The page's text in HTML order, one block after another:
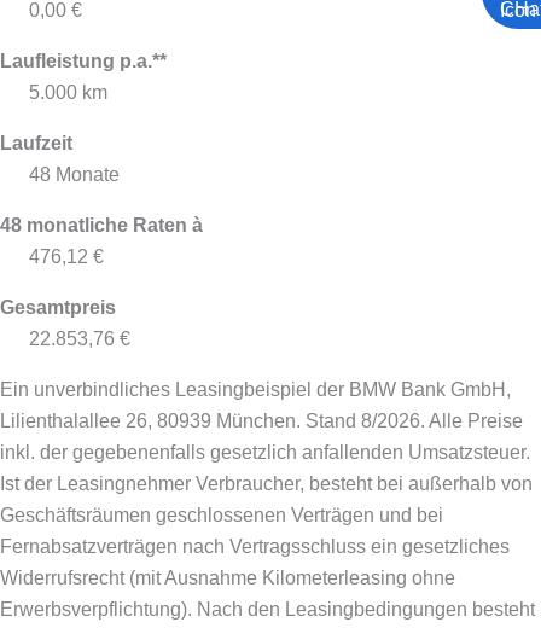
0,00 €
Laufleistung p.a.**
5.000 km
Laufzeit
48 Monate
48 monatliche Raten à
476,12 €
Gesamtpreis
22.853,76 €
Ein unverbindliches Leasingbeispiel der BMW Bank GmbH,
Lilienthalallee 26, 80939 München. Stand 8/2026. Alle Preise
inkl. der gegebenenfalls gesetzlich anfallenden Umsatzsteuer.
Ist der Leasingnehmer Verbraucher, besteht bei außerhalb von
Geschäftsräumen geschlossenen Verträgen und bei
Fernabsatzverträgen nach Vertragsschluss ein gesetzliches
Widerrufsrecht (mit Ausnahme Kilometerleasing ohne
Erwerbsverpflichtung). Nach den Leasingbedingungen besteht